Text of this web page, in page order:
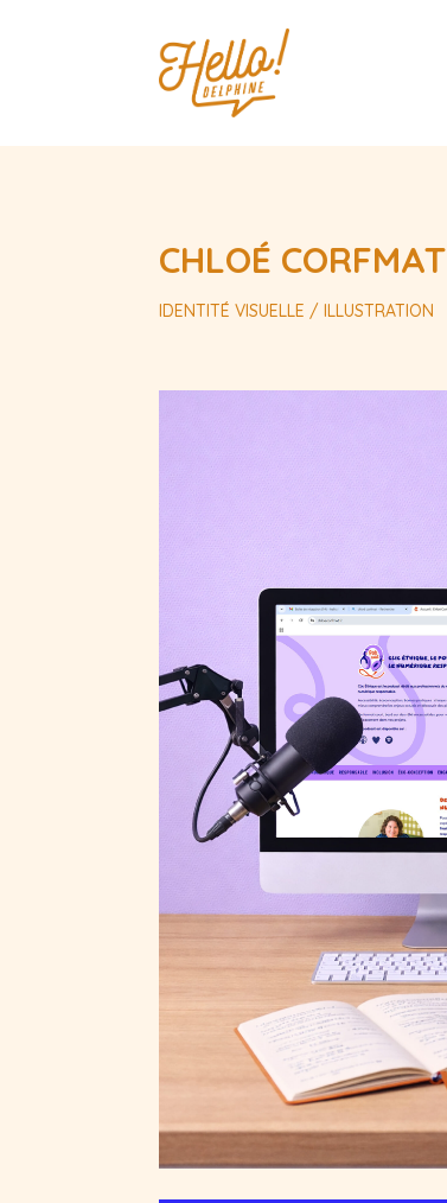
CHLOÉ CORFMAT
IDENTITÉ VISUELLE / ILLUSTRATION